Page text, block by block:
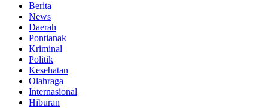
Berita
News
Daerah
Pontianak
Kriminal
Politik
Kesehatan
Olahraga
Internasional
Hiburan